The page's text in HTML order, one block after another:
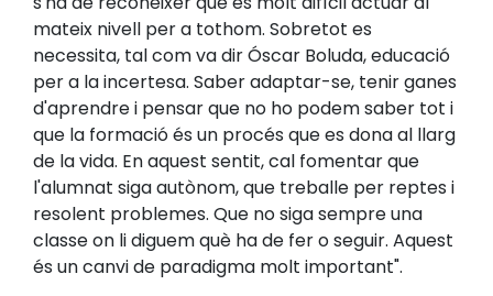
mateix nivell per a tothom. Sobretot es
necessita, tal com va dir Óscar Boluda, educació
per a la incertesa. Saber adaptar-se, tenir ganes
d'aprendre i pensar que no ho podem saber tot i
que la formació és un procés que es dona al llarg
de la vida. En aquest sentit, cal fomentar que
l'alumnat siga autònom, que treballe per reptes i
resolent problemes. Que no siga sempre una
classe on li diguem què ha de fer o seguir. Aquest
és un canvi de paradigma molt important".